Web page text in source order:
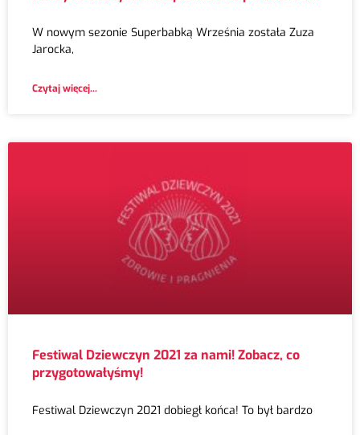
W nowym sezonie Superbabką Września została Zuza
Jarocka,
Czytaj więcej...
Festiwal Dziewczyn 2021 za nami! Zobacz, co
przygotowałyśmy!
Festiwal Dziewczyn 2021 dobiegł końca! To był bardzo